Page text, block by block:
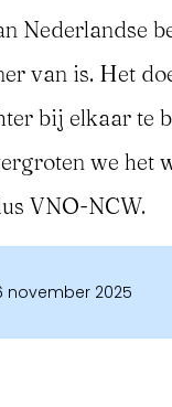
Nederlandse
van is. Het
bij elkaar te
we het
VNO-NCW.
november 2025